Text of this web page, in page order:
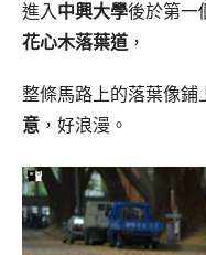
進入 中興大學後於第一
花心木落葉道 ，
整條馬路上的落葉像鋪
意 ，好浪漫。